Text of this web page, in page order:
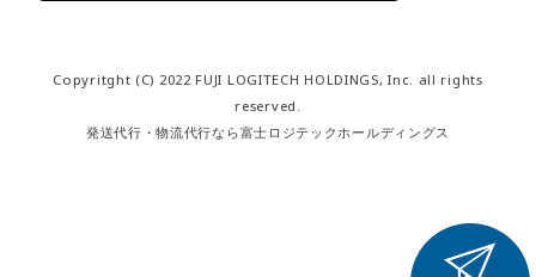
Copyritght (C) 2022 FUJI LOGITECH HOLDINGS, Inc. all rights
reserved.
発送代行・物流代行なら富士ロジテックホールディングス